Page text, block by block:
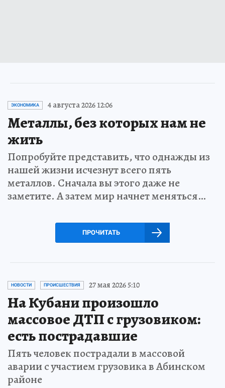
ЭКОНОМИКА 4 августа 2026 12:06
Металлы, без которых нам не
жить
Попробуйте представить, что однажды из
нашей жизни исчезнут всего пять
металлов. Сначала вы этого даже не
заметите. А затем мир начнет меняться…
ПРОЧИТАТЬ
НОВОСТИ ПРОИСШЕСТВИЯ 27 мая 2026 5:10
На Кубани произошло
массовое ДТП с грузовиком:
есть пострадавшие
Пять человек пострадали в массовой
аварии с участием грузовика в Абинском
районе